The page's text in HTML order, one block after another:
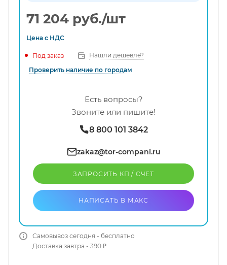
71 204 руб./шт
Цена с НДС
Под заказ
Нашли дешевле?
Проверить наличие по городам
Есть вопросы?
Звоните или пишите!
8 800 101 3842
zakaz@tor-compani.ru
ЗАПРОСИТЬ КП / CЧЕТ
НАПИСАТЬ В МАКС
Самовывоз сегодня - бесплатно
Доставка завтра - 390 ₽